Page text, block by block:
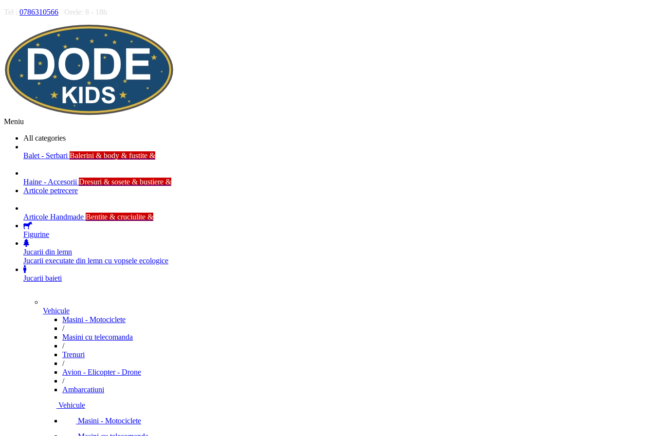
Tel : 0786310566 Orele: 8 - 18h
Meniu
All categories
Balet - Serbari Balerini & body & fustite &
Articole petrecere
Figurine
Jucarii din lemn
Jucarii executate din lemn cu vopsele ecologice
Jucarii baieti
Vehicule
/
Trenuri
/
Avion - Elicopter - Drone
/
Ambarcatiuni
Vehicule
Masini - Motociclete
Trenuri
Avion - Elicopter - Drone
Ambarcatiuni